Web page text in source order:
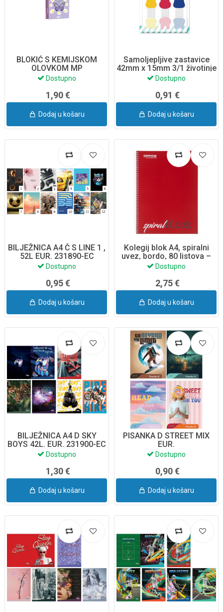
BLOKIĆ S KEMIJSKOM
OLOVKOM MP
Dostupno
1,90 €
Dodaj u košaru
Samoljepljive zastavice
42mm x 15mm 3/1 životinje
Stick’n
Dostupno
0,91 €
Dodaj u košaru
BILJEŽNICA A4 Č S LINE 1 ,
52L EUR. 231890-EC
Dostupno
0,95 €
Dodaj u košaru
Kolegij blok A4, spiralni
uvez, bordo, 80 listova –
Office Product (16058211-
Dostupno
2,75 €
Dodaj u košaru
BILJEŽNICA A4 D SKY
BOYS 42L. EUR. 231900-EC
Dostupno
1,30 €
Dodaj u košaru
PISANKA D STREET MIX
EUR.
Dostupno
0,90 €
Dodaj u košaru